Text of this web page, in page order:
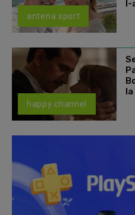
antena sport
happy channel